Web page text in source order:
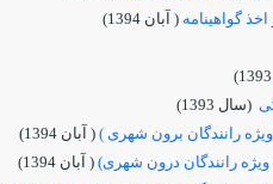
گواهینامه ( آبان 1394)
(سال 1393)
رانندگان برون شهری ) ( آبان 1394)
رانندگان درون شهری) ( آبان 1394)